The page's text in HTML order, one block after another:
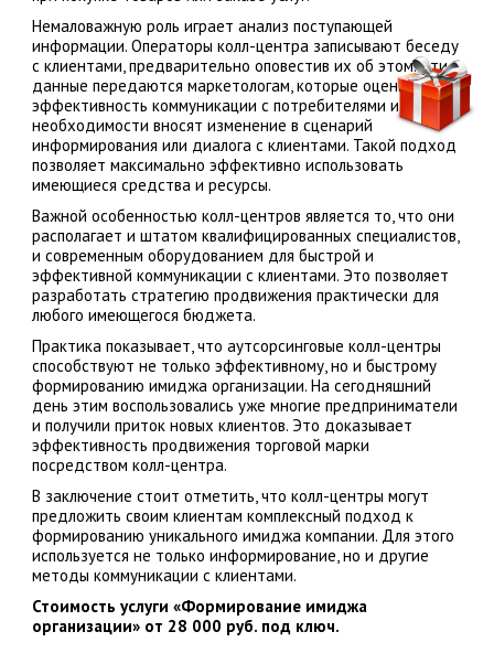
Немаловажную роль играет анализ поступающей
информации. Операторы колл-центра записывают беседу
с клиентами, предварительно оповестив их об этом. Эти
данные передаются маркетологам, которые оценивают
эффективность коммуникации с потребителями и при
необходимости вносят изменение в сценарий
информирования или диалога с клиентами. Такой подход
позволяет максимально эффективно использовать
имеющиеся средства и ресурсы.
Важной особенностью колл-центров является то, что они
располагает и штатом квалифицированных специалистов,
и современным оборудованием для быстрой и
эффективной коммуникации с клиентами. Это позволяет
разработать стратегию продвижения практически для
любого имеющегося бюджета.
Практика показывает, что аутсорсинговые колл-центры
способствуют не только эффективному, но и быстрому
формированию имиджа организации. На сегодняшний
день этим воспользовались уже многие предприниматели
и получили приток новых клиентов. Это доказывает
эффективность продвижения торговой марки
посредством колл-центра.
В заключение стоит отметить, что колл-центры могут
предложить своим клиентам комплексный подход к
формированию уникального имиджа компании. Для этого
используется не только информирование, но и другие
методы коммуникации с клиентами.
Стоимость услуги «Формирование имиджа
организации» от 28 000 руб. под ключ.